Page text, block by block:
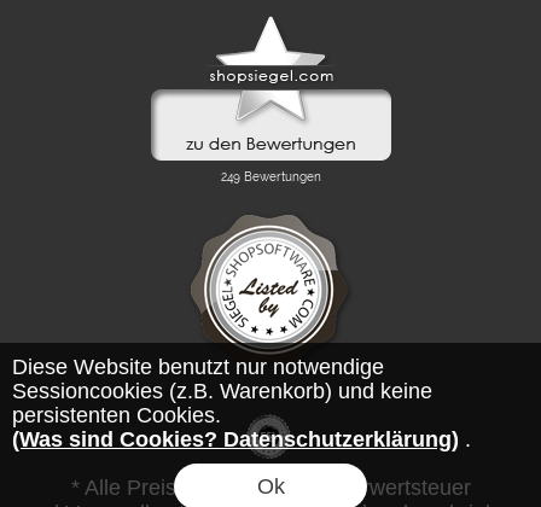
Diese Website benutzt nur notwendige
Sessioncookies (z.B. Warenkorb) und keine
persistenten Cookies.
(Was sind Cookies? Datenschutzerklärung) .
Ok
* Alle Preise inkl. gesetzl. Mehrwertsteuer